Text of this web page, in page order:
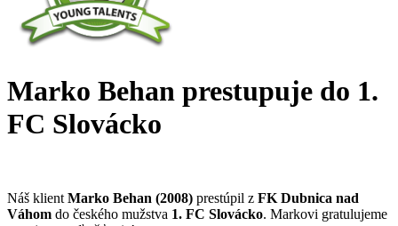
Marko Behan prestupuje do 1.
FC Slovácko
Náš klient Marko Behan (2008) prestúpil z FK Dubnica nad
Váhom do českého mužstva 1. FC Slovácko. Markovi gratulujeme